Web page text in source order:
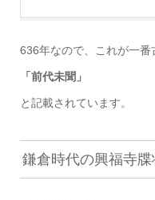
636年なので、これが一番
「前代未聞」
と記載されています。
鎌倉時代の興福寺牒